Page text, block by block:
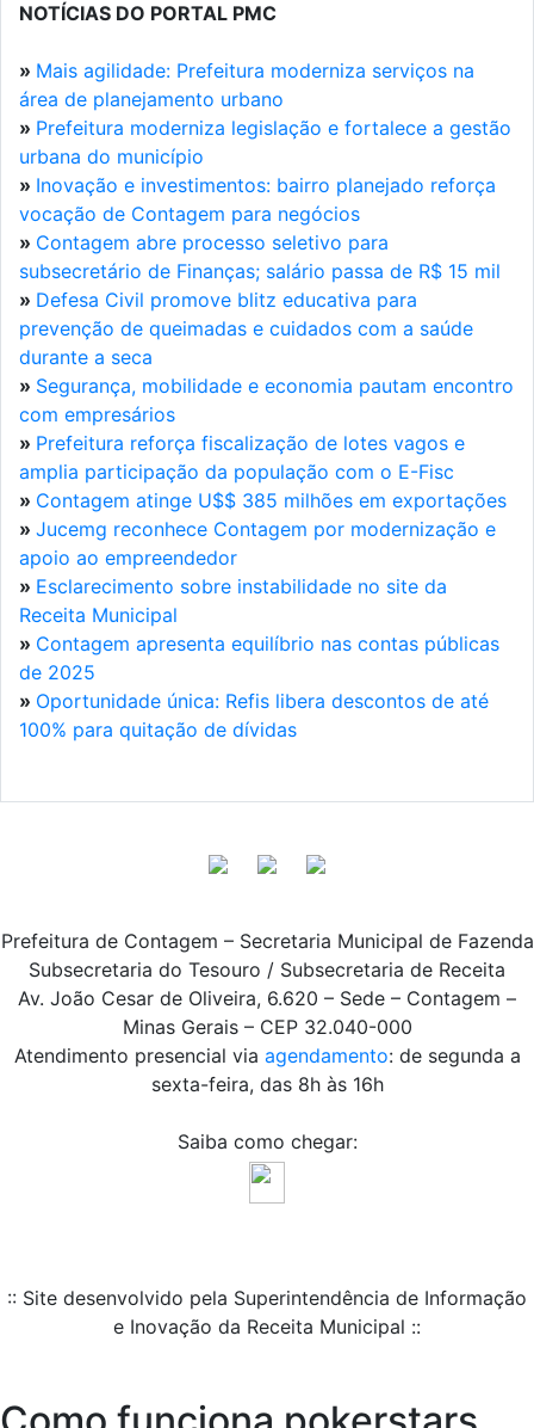
NOTÍCIAS DO PORTAL PMC
» Mais agilidade: Prefeitura moderniza serviços na
área de planejamento urbano
» Prefeitura moderniza legislação e fortalece a gestão
urbana do município
» Inovação e investimentos: bairro planejado reforça
vocação de Contagem para negócios
» Contagem abre processo seletivo para
subsecretário de Finanças; salário passa de R$ 15 mil
» Defesa Civil promove blitz educativa para
prevenção de queimadas e cuidados com a saúde
durante a seca
» Segurança, mobilidade e economia pautam encontro
com empresários
» Prefeitura reforça fiscalização de lotes vagos e
amplia participação da população com o E-Fisc
» Contagem atinge U$$ 385 milhões em exportações
» Jucemg reconhece Contagem por modernização e
apoio ao empreendedor
» Esclarecimento sobre instabilidade no site da
Receita Municipal
» Contagem apresenta equilíbrio nas contas públicas
de 2025
» Oportunidade única: Refis libera descontos de até
100% para quitação de dívidas
Prefeitura de Contagem – Secretaria Municipal de Fazenda
Subsecretaria do Tesouro / Subsecretaria de Receita
Av. João Cesar de Oliveira, 6.620 – Sede – Contagem –
Minas Gerais – CEP 32.040-000
Atendimento presencial via agendamento: de segunda a
sexta-feira, das 8h às 16h
Saiba como chegar:
:: Site desenvolvido pela Superintendência de Informação
e Inovação da Receita Municipal ::